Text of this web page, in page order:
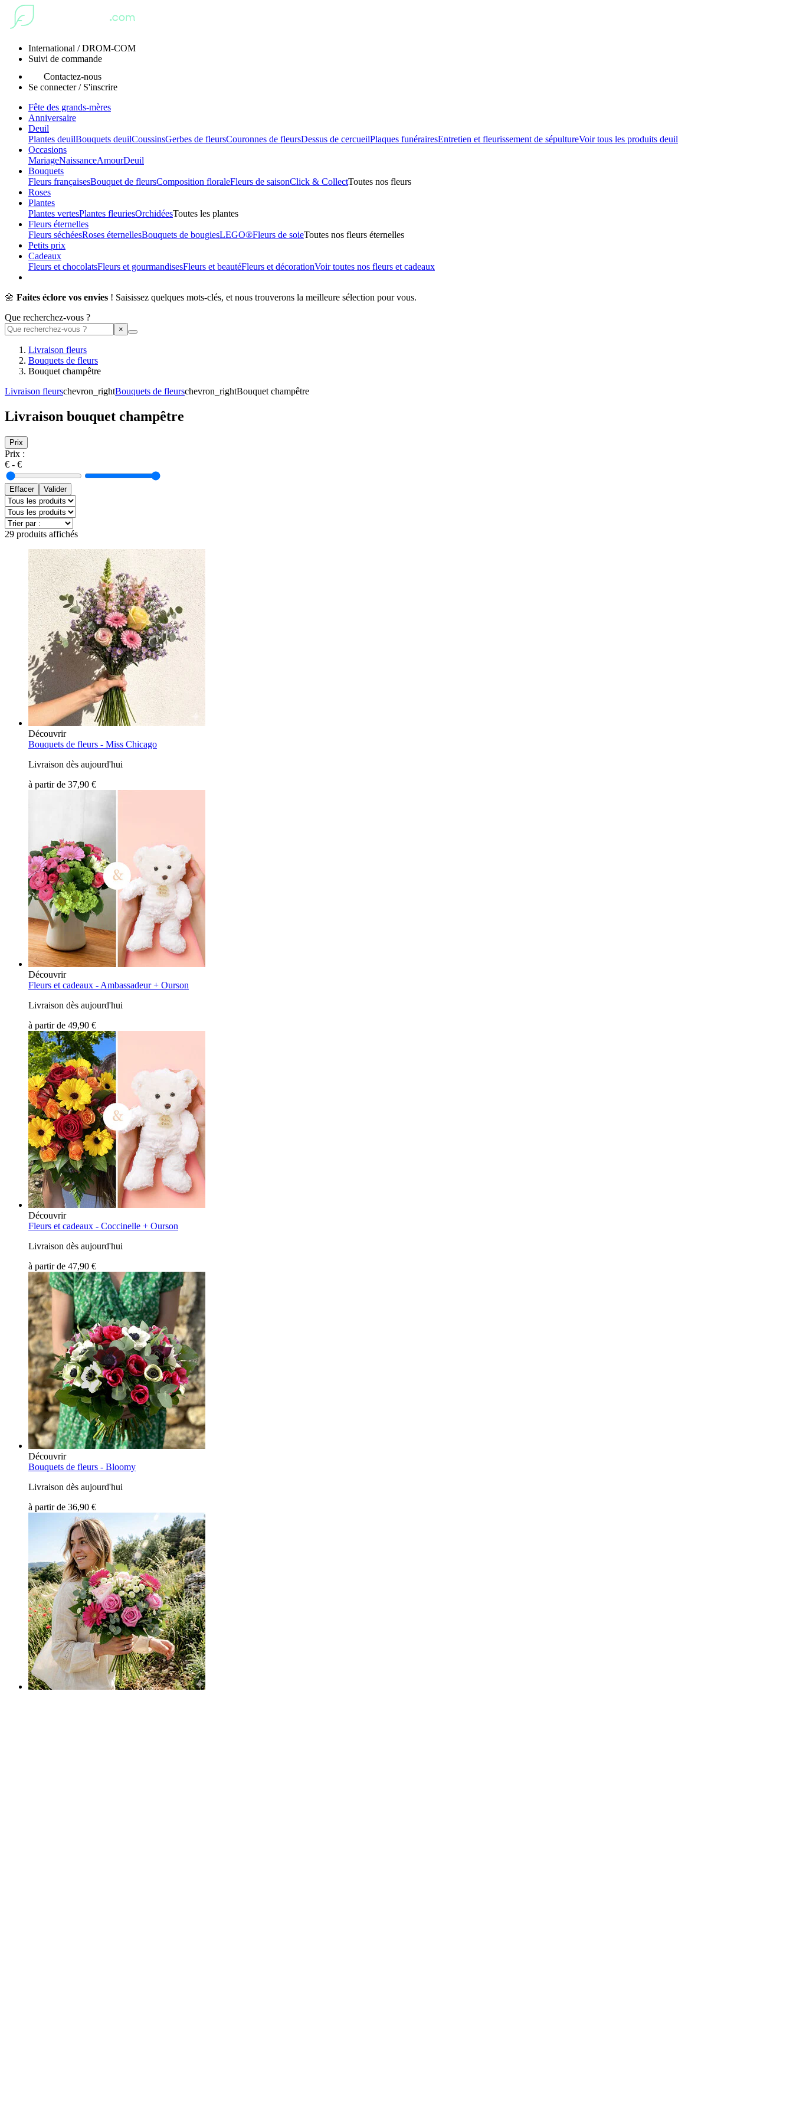
International / DROM-COM
Suivi de commande
Contactez-nous
Se connecter / S'inscrire
Fête des grands-mères
Anniversaire
Deuil
Plantes deuilBouquets deuilCoussinsGerbes de fleursCouronnes de fleursDessus de cercueilPlaques funérairesEntretien et fleurissement de sépultureVoir tous les produits deuil
Occasions
MariageNaissanceAmourDeuil
Bouquets
Fleurs françaisesBouquet de fleursComposition floraleFleurs de saisonClick & CollectToutes nos fleurs
Roses
Plantes
Plantes vertesPlantes fleuriesOrchidéesToutes les plantes
Fleurs éternelles
Fleurs séchéesRoses éternellesBouquets de bougiesLEGO®Fleurs de soieToutes nos fleurs éternelles
Petits prix
Cadeaux
Fleurs et chocolatsFleurs et gourmandisesFleurs et beautéFleurs et décorationVoir toutes nos fleurs et cadeaux
🌼 Faites éclore vos envies ! Saisissez quelques mots-clés, et nous trouverons la meilleure sélection pour vous.
Que recherchez-vous ?
Livraison fleurs
Bouquets de fleurs
Bouquet champêtre
Livraison fleurschevron_rightBouquets de fleurschevron_rightBouquet champêtre
Livraison bouquet champêtre
Prix
Prix :
€ - €
Effacer Valider
29 produits affichés
Découvrir
Bouquets de fleurs - Miss Chicago
Livraison dès aujourd'hui
à partir de 37,90 €
Découvrir
Fleurs et cadeaux - Ambassadeur + Ourson
Livraison dès aujourd'hui
à partir de 49,90 €
Découvrir
Fleurs et cadeaux - Coccinelle + Ourson
Livraison dès aujourd'hui
à partir de 47,90 €
Découvrir
Bouquets de fleurs - Bloomy
Livraison dès aujourd'hui
à partir de 36,90 €